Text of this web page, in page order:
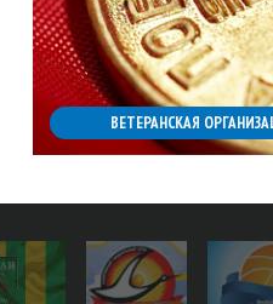
ВЕТЕРАНСКАЯ